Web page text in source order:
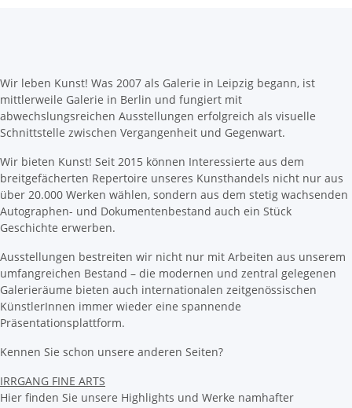
Wir leben Kunst! Was 2007 als Galerie in Leipzig begann, ist
mittlerweile Galerie in Berlin und fungiert mit
abwechslungsreichen Ausstellungen erfolgreich als visuelle
Schnittstelle zwischen Vergangenheit und Gegenwart.
Wir bieten Kunst! Seit 2015 können Interessierte aus dem
breitgefächerten Repertoire unseres Kunsthandels nicht nur aus
über 20.000 Werken wählen, sondern aus dem stetig wachsenden
Autographen- und Dokumentenbestand auch ein Stück
Geschichte erwerben.
Ausstellungen bestreiten wir nicht nur mit Arbeiten aus unserem
umfangreichen Bestand – die modernen und zentral gelegenen
Galerieräume bieten auch internationalen zeitgenössischen
KünstlerInnen immer wieder eine spannende
Präsentationsplattform.
Kennen Sie schon unsere anderen Seiten?
IRRGANG FINE ARTS
Hier finden Sie unsere Highlights und Werke namhafter